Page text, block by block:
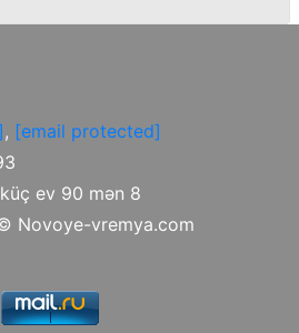
, [email protected]
ev 90 mən 8
Novoye-vremya.com